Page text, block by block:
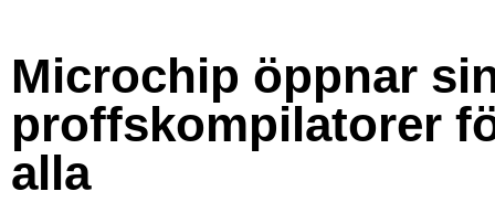
Microchip öppnar
proffskompilatorer
alla